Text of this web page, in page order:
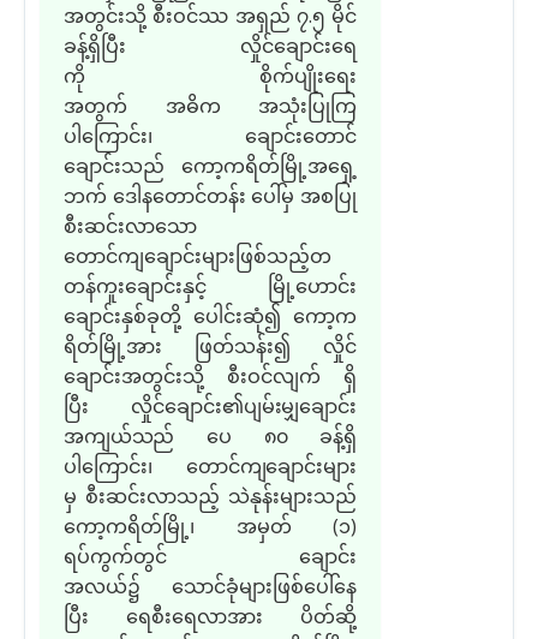
အတွင်းသို့ စီးဝင်ဿ အရှည် ၇.၅ မိုင်
ခန့်ရှိပြီး လှိုင်ချောင်းရေ
ကို စိုက်ပျိုးရေး
အတွက် အဓိက အသုံးပြုကြ
ပါကြောင်း၊
ချောင်းတောင်
ချောင်းသည်
ကော့ကရိတ်မြို့အရှေ့
ဘက် ဒေါနတောင်တန်း ပေါ်မှ အစပြု
စီးဆင်းလာသော
တောင်ကျချောင်းများဖြစ်သည့်တ
တန်ကူးချောင်းနှင့် မြို့ဟောင်း
ချောင်းနှစ်ခုတို့ ပေါင်းဆုံ၍ ကော့က
ရိတ်မြို့အား ဖြတ်သန်း၍ လှိုင်
ချောင်းအတွင်းသို့ စီးဝင်လျက် ရှိ
ပြီး လှိုင်ချောင်း၏ပျမ်းမျှချောင်း
အကျယ်သည်ပေ ၈၀ ခန့်ရှိ
ပါကြောင်း၊ တောင်ကျချောင်းများ
မှ စီးဆင်းလာသည့် သဲနုန်းများသည်
ကော့ကရိတ်မြို့၊ အမှတ် (၁)
ရပ်ကွက်တွင် ချောင်း
အလယ်၌ သောင်ခုံများဖြစ်ပေါ်နေ
ပြီး ရေစီးရေလာအား ပိတ်ဆို့